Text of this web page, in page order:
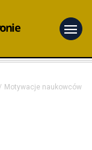
menu
Motywacje naukowców